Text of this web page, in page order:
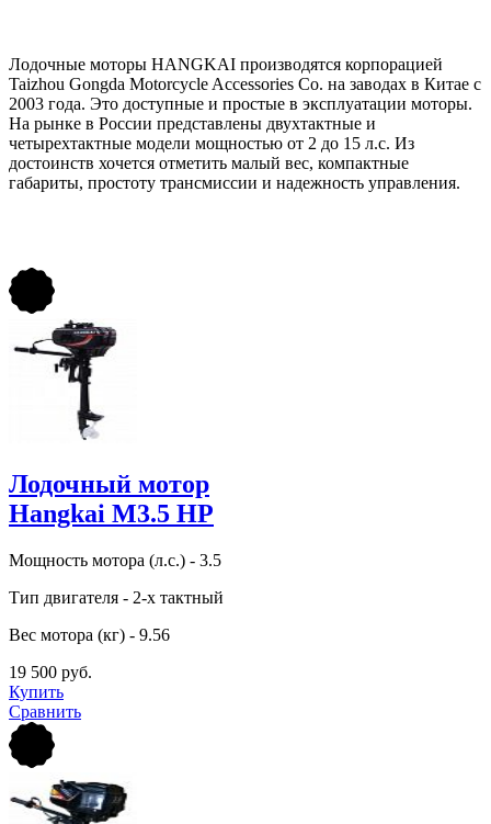
Лодочный мотор
Hangkai M3.5 HP
Мощность мотора (л.с.) - 3.5
Тип двигателя - 2-х тактный
Вес мотора (кг) - 9.56
19 500 руб.
Купить
Сравнить
Лодочные моторы HANGKAI производятся корпорацией
Taizhou Gongda Motorcycle Accessories Co. на заводах в Китае с
2003 года. Это доступные и простые в эксплуатации моторы.
На рынке в России представлены двухтактные и
четырехтактные модели мощностью от 2 до 15 л.с. Из
достоинств хочется отметить малый вес, компактные
габариты, простоту трансмиссии и надежность управления.